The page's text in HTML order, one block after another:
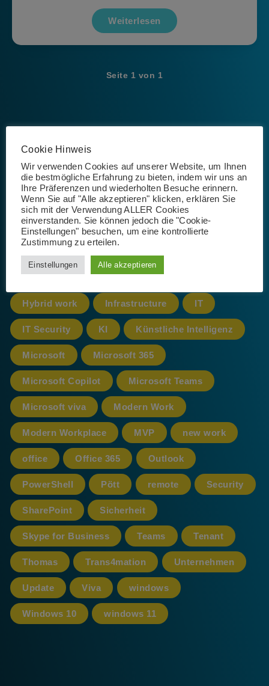
Weiterlesen
Seite 1 von 1
Schlagwörter
365 AI App Artificial Intelligence
Azure cloud CoPilot
Datenschutz-Grundverordnung
Hybrid work Infrastructure IT
IT Security KI Künstliche Intelligenz
Microsoft Microsoft 365
Microsoft Copilot Microsoft Teams
Microsoft viva Modern Work
Modern Workplace MVP new work
office Office 365 Outlook
PowerShell Pött remote Security
SharePoint Sicherheit
Skype for Business Teams Tenant
Thomas Trans4mation Unternehmen
Update Viva windows
Windows 10 windows 11
Cookie Hinweis
Wir verwenden Cookies auf unserer Website, um Ihnen
die bestmögliche Erfahrung zu bieten, indem wir uns an
Ihre Präferenzen und wiederholten Besuche erinnern.
Wenn Sie auf "Alle akzeptieren" klicken, erklären Sie
sich mit der Verwendung ALLER Cookies
einverstanden. Sie können jedoch die "Cookie-
Einstellungen" besuchen, um eine kontrollierte
Zustimmung zu erteilen.
Einstellungen Alle akzeptieren